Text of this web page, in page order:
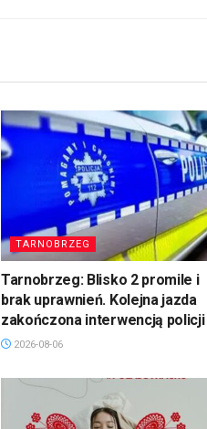
TARNOBRZEG
Tarnobrzeg: Blisko 2 promile i
brak uprawnień. Kolejna jazda
zakończona interwencją policji
2026-08-06